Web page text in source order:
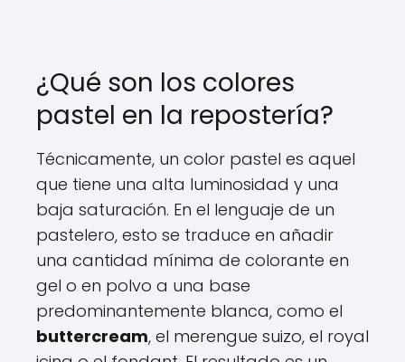
¿Qué son los colores
pastel en la repostería?
Técnicamente, un color pastel es aquel
que tiene una alta luminosidad y una
baja saturación. En el lenguaje de un
pastelero, esto se traduce en añadir
una cantidad mínima de colorante en
gel o en polvo a una base
predominantemente blanca, como el
buttercream, el merengue suizo, el royal